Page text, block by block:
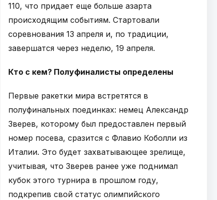
110, что придает еще больше азарта
происходящим событиям. Стартовали
соревнования 13 апреля и, по традиции,
завершатся через неделю, 19 апреля.
Кто с кем? Полуфиналисты определены
Первые ракетки мира встретятся в
полуфинальных поединках: немец Александр
Зверев, которому был предоставлен первый
номер посева, сразится с Флавио Коболли из
Италии. Это будет захватывающее зрелище,
учитывая, что Зверев ранее уже поднимал
кубок этого турнира в прошлом году,
подкрепив свой статус олимпийского